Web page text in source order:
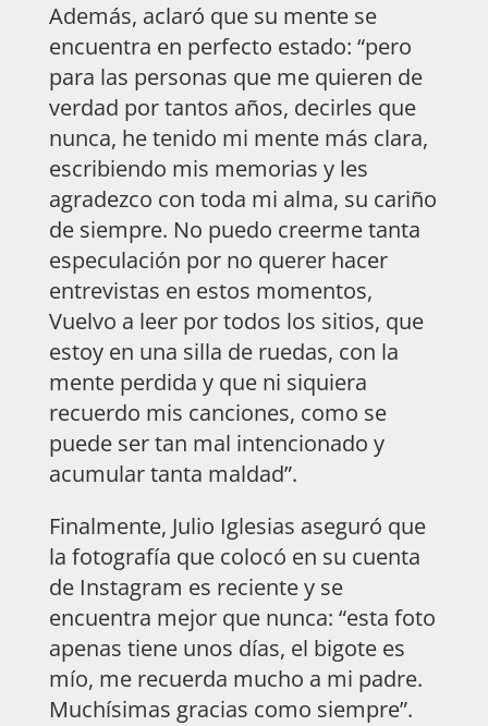
Además, aclaró que su mente se
encuentra en perfecto estado: “pero
para las personas que me quieren de
verdad por tantos años, decirles que
nunca, he tenido mi mente más clara,
escribiendo mis memorias y les
agradezco con toda mi alma, su cariño
de siempre. No puedo creerme tanta
especulación por no querer hacer
entrevistas en estos momentos,
Vuelvo a leer por todos los sitios, que
estoy en una silla de ruedas, con la
mente perdida y que ni siquiera
recuerdo mis canciones, como se
puede ser tan mal intencionado y
acumular tanta maldad”.
Finalmente, Julio Iglesias aseguró que
la fotografía que colocó en su cuenta
de Instagram es reciente y se
encuentra mejor que nunca: “esta foto
apenas tiene unos días, el bigote es
mío, me recuerda mucho a mi padre.
Muchísimas gracias como siempre”.